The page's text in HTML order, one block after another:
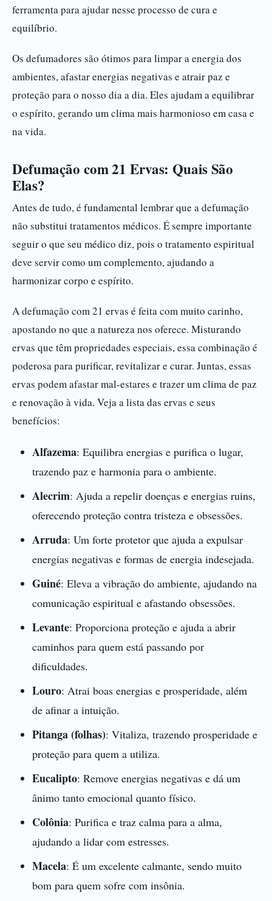
ferramenta para ajudar nesse processo de cura e
equilíbrio.
Os defumadores são ótimos para limpar a energia dos
ambientes, afastar energias negativas e atrair paz e
proteção para o nosso dia a dia. Eles ajudam a equilibrar
o espírito, gerando um clima mais harmonioso em casa e
na vida.
Defumação com 21 Ervas: Quais São
Elas?
Antes de tudo, é fundamental lembrar que a defumação
não substitui tratamentos médicos. É sempre importante
seguir o que seu médico diz, pois o tratamento espiritual
deve servir como um complemento, ajudando a
harmonizar corpo e espírito.
A defumação com 21 ervas é feita com muito carinho,
apostando no que a natureza nos oferece. Misturando
ervas que têm propriedades especiais, essa combinação é
poderosa para purificar, revitalizar e curar. Juntas, essas
ervas podem afastar mal-estares e trazer um clima de paz
e renovação à vida. Veja a lista das ervas e seus
benefícios:
Alfazema: Equilibra energias e purifica o lugar,
trazendo paz e harmonia para o ambiente.
Alecrim: Ajuda a repelir doenças e energias ruins,
oferecendo proteção contra tristeza e obsessões.
Arruda: Um forte protetor que ajuda a expulsar
energias negativas e formas de energia indesejada.
Guiné: Eleva a vibração do ambiente, ajudando na
comunicação espiritual e afastando obsessões.
Levante: Proporciona proteção e ajuda a abrir
caminhos para quem está passando por
dificuldades.
Louro: Atrai boas energias e prosperidade, além
de afinar a intuição.
Pitanga (folhas): Vitaliza, trazendo prosperidade e
proteção para quem a utiliza.
Eucalipto: Remove energias negativas e dá um
ânimo tanto emocional quanto físico.
Colônia: Purifica e traz calma para a alma,
ajudando a lidar com estresses.
Macela: É um excelente calmante, sendo muito
bom para quem sofre com insônia.